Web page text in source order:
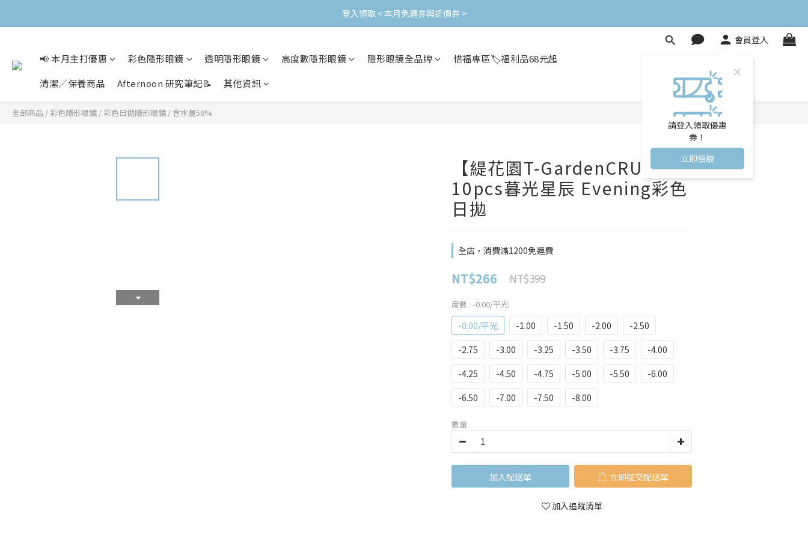
加入會員立即領$200購物金(效期30天) | 可與LINE新好友$50疊加使用
登入領取 < 本月免運券與折價券 >
會員登入
請登入領取優惠
券！
立即領取
📢 本月主打優惠 彩色隱形眼鏡 透明隱形眼鏡 高度數隱形眼鏡 隱形眼鏡全品牌
惜福專區🏷️福利品68元起
清潔／保養商品
Afternoon 研究筆記📝 其他資訊
全部商品 / 彩色隱形眼鏡 / 彩色日拋隱形眼鏡 / 含水量58%
【緹花園T-GardenCRUUM】
10pcs暮光星辰 Evening彩色
日拋
全店，消費滿1200免運費
NT$266 NT$399
度數 : -0.00/平光
-0.00/平光 -1.00 -1.50 -2.00
-2.50
-2.75
-3.00 -3.25 -3.50 -3.75
-4.00
-4.25
-4.50 -4.75 -5.00 -5.50
-6.00
-6.50
-7.00 -7.50 -8.00
數量
加入購物車 立即購買
加入追蹤清單
立即購買